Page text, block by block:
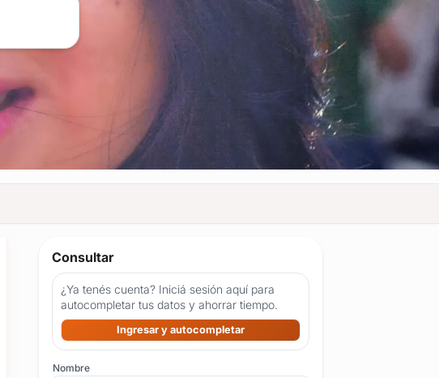
Consultar
¿Ya tenés cuenta? Iniciá sesión aquí para
autocompletar tus datos y ahorrar tiempo.
Ingresar y autocompletar
Nombre